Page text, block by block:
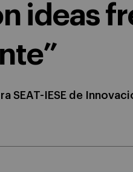
ideas
SEAT-IESE de